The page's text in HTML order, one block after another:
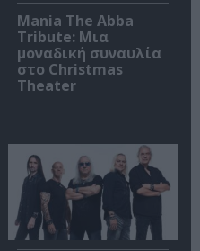
Mania The Abba
Tribute: Μια
μοναδική συναυλία
στο Christmas
Theater